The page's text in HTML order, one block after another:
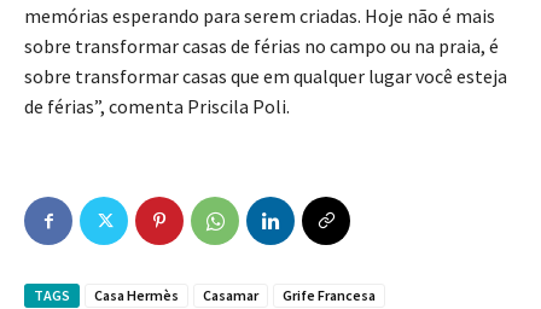
memórias esperando para serem criadas. Hoje não é mais
sobre transformar casas de férias no campo ou na praia, é
sobre transformar casas que em qualquer lugar você esteja
de férias”, comenta Priscila Poli.
TAGS Casa Hermès Casamar Grife Francesa